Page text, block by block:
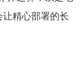
精心部署的长